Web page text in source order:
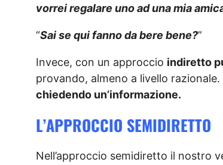
vorrei regalare uno ad una mia
“Sai se qui fanno da bere bene?”
Invece, con un approccio indiretto
provando, almeno a livello
chiedendo un’informazione.
L’APPROCCIO SEMIDIRETTO
Nell’approccio semidiretto il nostro